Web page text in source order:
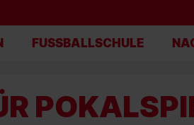
FUSSBALLSCHULE